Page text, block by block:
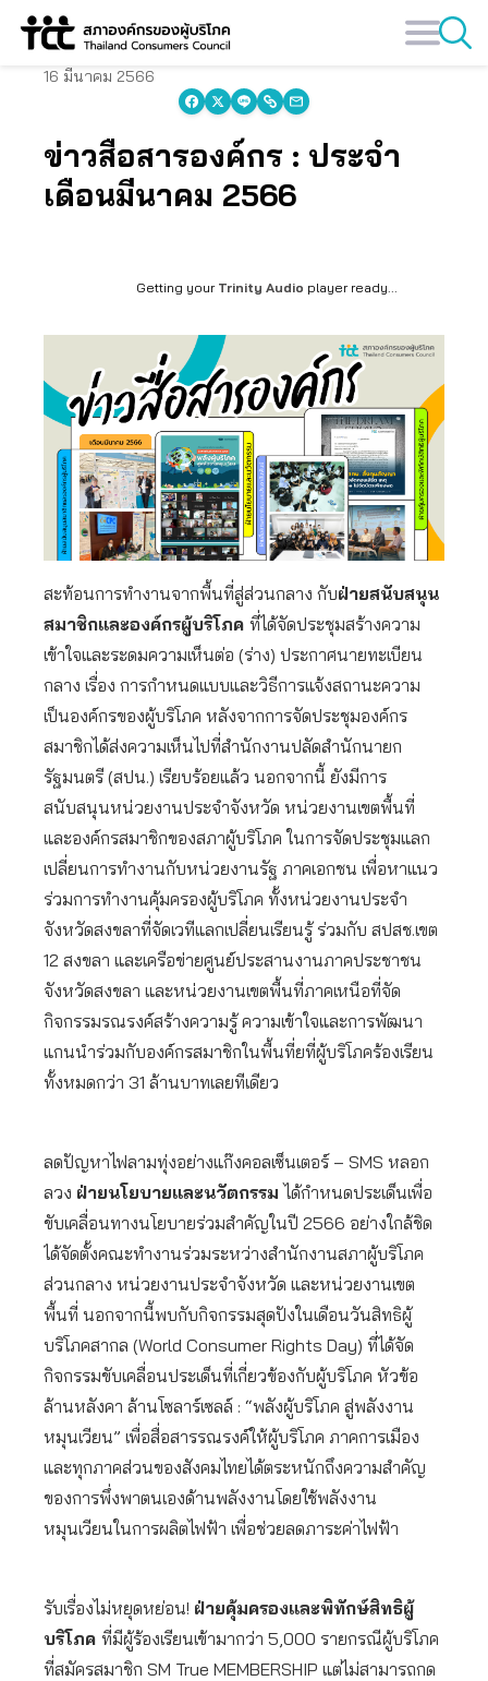
Skip
16 มีนาคม 2566
ข่าวสื่อสารองค์กร : ประจำ
เดือนมีนาคม 2566
Getting your Trinity Audio player ready...
สะท้อนการทำงานจากพื้นที่สู่ส่วนกลาง กับฝ่ายสนับสนุน
สมาชิกและองค์กรผู้บริโภค ที่ได้จัดประชุมสร้างความ
เข้าใจและระดมความเห็นต่อ (ร่าง) ประกาศนายทะเบียน
กลาง เรื่อง การกำหนดแบบและวิธีการแจ้งสถานะความ
เป็นองค์กรของผู้บริโภค หลังจากการจัดประชุมองค์กร
สมาชิกได้ส่งความเห็นไปที่สำนักงานปลัดสำนักนายก
รัฐมนตรี (สปน.) เรียบร้อยแล้ว นอกจากนี้ ยังมีการ
สนับสนุนหน่วยงานประจำจังหวัด หน่วยงานเขตพื้นที่
และองค์กรสมาชิกของสภาผู้บริโภค ในการจัดประชุมแลก
เปลี่ยนการทำงานกับหน่วยงานรัฐ ภาคเอกชน เพื่อหาแนว
ร่วมการทำงานคุ้มครองผู้บริโภค ทั้งหน่วยงานประจำ
จังหวัดสงขลาที่จัดเวทีแลกเปลี่ยนเรียนรู้ ร่วมกับ สปสช.เขต
12 สงขลา และเครือข่ายศูนย์ประสานงานภาคประชาชน
จังหวัดสงขลา และหน่วยงานเขตพื้นที่ภาคเหนือที่จัด
กิจกรรมรณรงค์สร้างความรู้ ความเข้าใจและการพัฒนา
แกนนำร่วมกับองค์กรสมาชิกในพื้นที่ยที่ผู้บริโภคร้องเรียน
ทั้งหมดกว่า 31 ล้านบาทเลยทีเดียว
ลดปัญหาไฟลามทุ่งอย่างแก๊งคอลเซ็นเตอร์ – SMS หลอก
ลวง ฝ่ายนโยบายและนวัตกรรมได้กำหนดประเด็นเพื่อ
ขับเคลื่อนทางนโยบายร่วมสำคัญในปี 2566 อย่างใกล้ชิด
ได้จัดตั้งคณะทำงานร่วมระหว่างสำนักงานสภาผู้บริโภค
ส่วนกลาง หน่วยงานประจำจังหวัด และหน่วยงานเขต
พื้นที่ นอกจากนี้พบกับกิจกรรมสุดปังในเดือนวันสิทธิผู้
บริโภคสากล (World Consumer Rights Day) ที่ได้จัด
กิจกรรมขับเคลื่อนประเด็นที่เกี่ยวข้องกับผู้บริโภค หัวข้อ
ล้านหลังคา ล้านโซลาร์เซลล์ : “พลังผู้บริโภค สู่พลังงาน
หมุนเวียน” เพื่อสื่อสารรณรงค์ให้ผู้บริโภค ภาคการเมือง
และทุกภาคส่วนของสังคมไทยได้ตระหนักถึงความสำคัญ
ของการพึ่งพาตนเองด้านพลังงานโดยใช้พลังงาน
หมุนเวียนในการผลิตไฟฟ้า เพื่อช่วยลดภาระค่าไฟฟ้า
รับเรื่องไม่หยุดหย่อน! ฝ่ายคุ้มครองและพิทักษ์สิทธิผู้
บริโภค ที่มีผู้ร้องเรียนเข้ามากว่า 5,000 รายกรณีผู้บริโภค
ที่สมัครสมาชิก SM True MEMBERSHIP แต่ไม่สามารถกด